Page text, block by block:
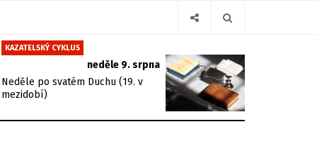
KAZATELSKÝ CYKLUS
neděle 9. srpna
Neděle po svatém Duchu (19. v
mezidobí)